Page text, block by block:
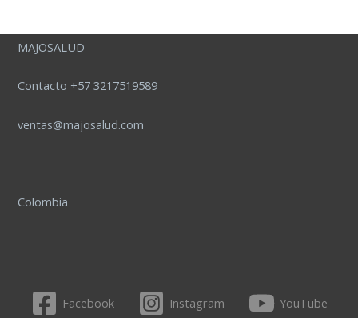
MAJOSALUD
Contacto +57 3217519589
ventas@majosalud.com
Colombia
Facebook Instagram YouTube